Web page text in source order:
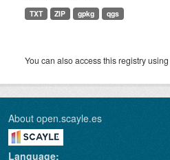
TXT ZIP gpkg qgs
You can also access this registry
About open.scayle.es
Language